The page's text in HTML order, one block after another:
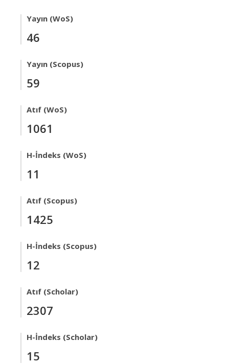
Yayın (WoS)
46
Yayın (Scopus)
59
Atıf (WoS)
1061
H-İndeks (WoS)
11
Atıf (Scopus)
1425
H-İndeks (Scopus)
12
Atıf (Scholar)
2307
H-İndeks (Scholar)
15